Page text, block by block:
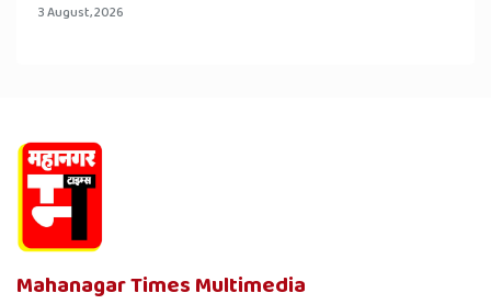
3 August, 2026
Mahanagar Times Multimedia